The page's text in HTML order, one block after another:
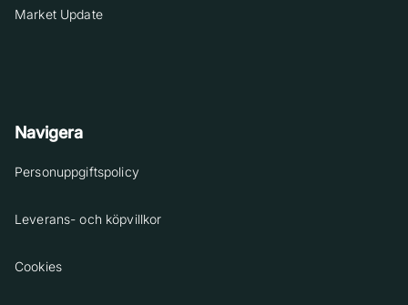
Market Update
Navigera
Personuppgiftspolicy
Leverans- och köpvillkor
Cookies